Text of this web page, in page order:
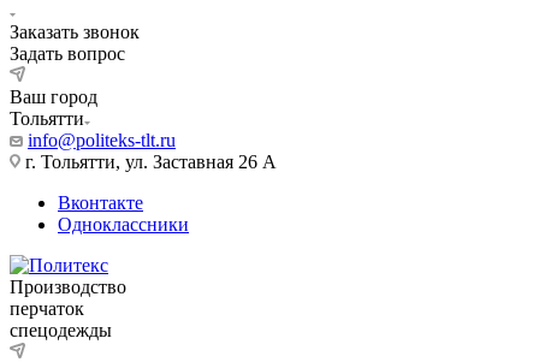
Заказать звонок
Задать вопрос
Ваш город
Тольятти
info@politeks-tlt.ru
г. Тольятти, ул. Заставная 26 А
Вконтакте
Одноклассники
Производство
перчаток
спецодежды